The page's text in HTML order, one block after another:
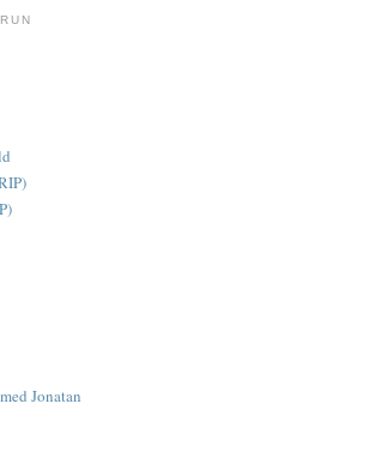
Jonatan